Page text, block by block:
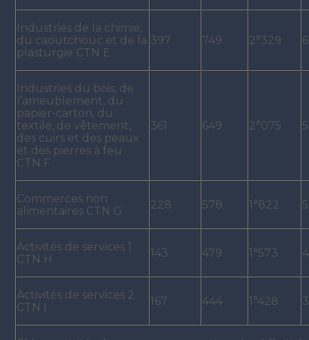
Industries de la chimie,
du caoutchouc et de la
plasturgie CTN E
397 749 2°329
Industries du bois, de
l’ameublement, du
papier-carton, du
textile, de vêtement,
des cuirs et des peaux
et des pierres à feu
CTN F
361 649 2°075
Commerces non
alimentaires CTN G
228 578 1°822
Activités de services 1
CTN H
143 479 1°573
Activités de services 2
CTN I
167 444 1°428